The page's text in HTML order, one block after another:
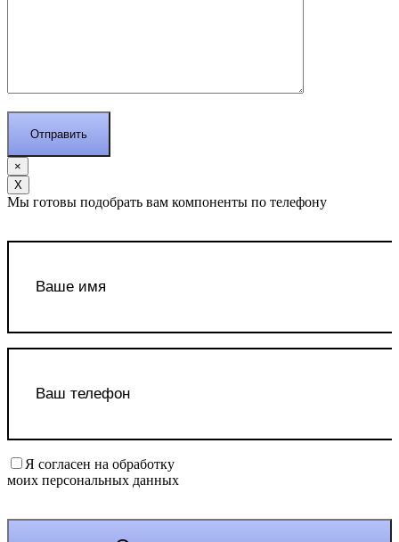
×
Х
Мы готовы подобрать вам компоненты по телефону
Я согласен на обработку
моих персональных данных